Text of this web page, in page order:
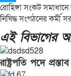
Twitter
Post
navigation
রোহিঙ্গা সংকট
নিষিদ্ধ সংগঠনের কর্মী
এই বিভাগের
রাষ্ট্রপতি পদে